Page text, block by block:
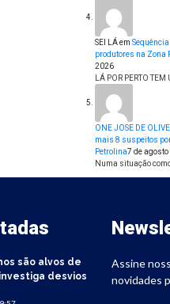
SEI LÁem
produtores na Zona
2026
LÁ POR PERTO
ONE JOSE DE
mais 8 suspeitos
Petrolina7 de
Numa situação
são alvos de
desvios
Assine
novidades